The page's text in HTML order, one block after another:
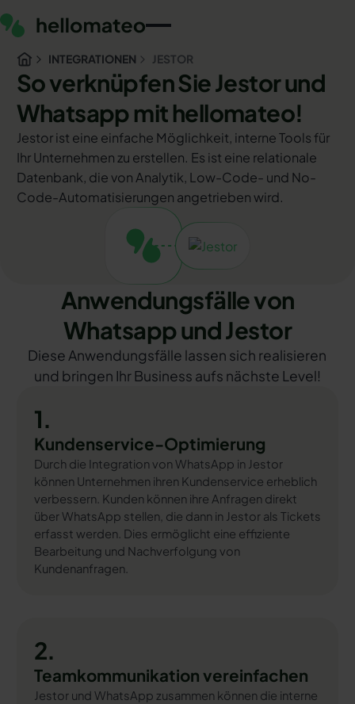
INTEGRATIONEN JESTOR
So verknüpfen Sie Jestor und
Whatsapp mit hellomateo!
Jestor ist eine einfache Möglichkeit, interne Tools für
Ihr Unternehmen zu erstellen. Es ist eine relationale
Datenbank, die von Analytik, Low-Code- und No-
Code-Automatisierungen angetrieben wird.
Anwendungsfälle von
Whatsapp und Jestor
Diese Anwendungsfälle lassen sich realisieren
und bringen Ihr Business aufs nächste Level!
1.
Kundenservice-Optimierung
Durch die Integration von WhatsApp in Jestor
können Unternehmen ihren Kundenservice erheblich
verbessern. Kunden können ihre Anfragen direkt
über WhatsApp stellen, die dann in Jestor als Tickets
erfasst werden. Dies ermöglicht eine effiziente
Bearbeitung und Nachverfolgung von
Kundenanfragen.
2.
Teamkommunikation vereinfachen
Jestor und WhatsApp zusammen können die interne